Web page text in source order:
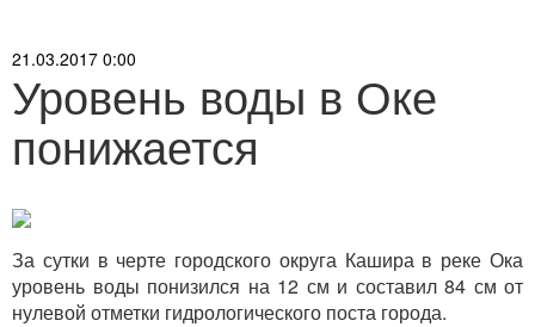
21.03.2017 0:00
Уровень воды в Оке
понижается
За сутки в черте городского округа Кашира в реке Ока
уровень воды понизился на 12 см и составил 84 см от
нулевой отметки гидрологического поста города.